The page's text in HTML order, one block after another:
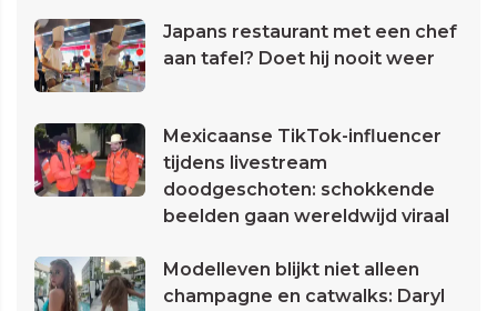
Japans restaurant met een chef
aan tafel? Doet hij nooit weer
Mexicaanse TikTok-influencer
tijdens livestream
doodgeschoten: schokkende
beelden gaan wereldwijd viraal
Modelleven blijkt niet alleen
champagne en catwalks: Daryl